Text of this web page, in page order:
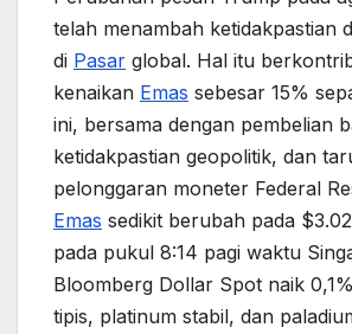
telah menambah ketidakpastian
di Pasar global. Hal itu
kenaikan Emas sebesar 15%
ini, bersama dengan pembelian
ketidakpastian geopolitik, dan
pelonggaran moneter Federal
Emas sedikit berubah pada
pada pukul 8:14 pagi waktu
Bloomberg Dollar Spot naik
tipis, platinum stabil, dan